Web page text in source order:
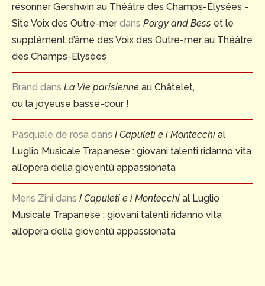
résonner Gershwin au Théâtre des Champs-Élysées -
Site Voix des Outre-merdans Porgy and Bess et le
supplément d’âme des Voix des Outre-mer au Théâtre
des Champs-Elysées
Brand dans La Vie parisienne au Châtelet,
ou la joyeuse basse-cour !
Pasquale de rosa dans I Capuleti e i Montecchi al
Luglio Musicale Trapanese : giovani talenti ridanno vita
all’opera della gioventù appassionata
Meris Zini dans I Capuleti e i Montecchi al Luglio
Musicale Trapanese : giovani talenti ridanno vita
all’opera della gioventù appassionata